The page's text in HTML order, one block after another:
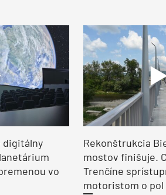
digitálny
vo
Rekonštrukcia
mostov finišuje.
Trenčíne
motoristom o pol